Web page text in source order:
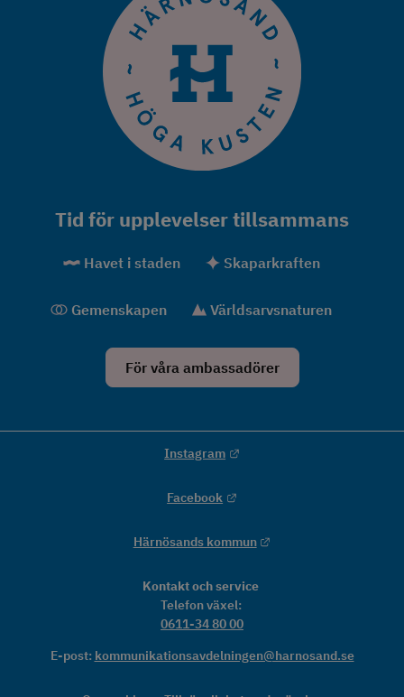
Tid för upplevelser tillsammans
Havet i staden Skaparkraften
Gemenskapen Världsarvsnaturen
För våra ambassadörer
Instagram Länk till annan webbplats.
Facebook Länk till annan webbplats.
Härnösands kommun
Kontakt och service
Telefon växel:
0611-34 80 00
E-post: kommunikationsavdelningen@harnosand.se